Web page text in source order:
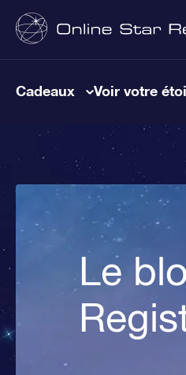
Cadeaux Voir votre
Le